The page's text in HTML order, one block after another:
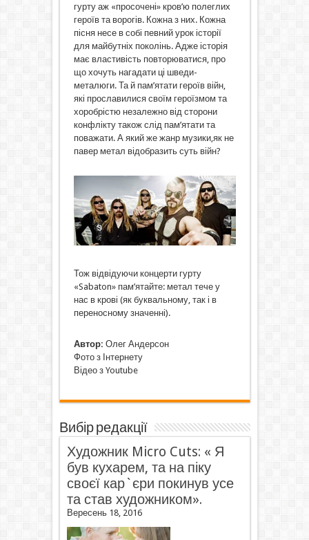
гурту аж «просочені» кров’ю полеглих
героїв та ворогів. Кожна з них. Кожна
пісня несе в собі певний урок історії
для майбутніх поколінь. Адже історія
має властивість повторюватися, про
що хочуть нагадати ці шведи-
металюги. Та й пам’ятати героїв війн,
які прославилися своїм героїзмом та
хоробрістю незалежно від сторони
конфлікту також слід пам’ятати та
поважати. А який же жанр музики,як не
павер метал відобразить суть війн?
Тож відвідуючи концерти гурту
«Sabaton» пам’ятайте: метал тече у
нас в крові (як буквальному, так і в
переносному значенні).
Автор: Олег Андерсон
Фото з Інтернету
Відео з Youtube
Вибір редакції
Художник Micro Cuts: « Я
був кухарем, та на піку
своєї кар`єри покинув усе
та став художником».
Вересень 18, 2016